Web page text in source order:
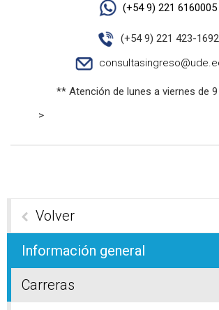
(+54 9) 221 6160005
(+54 9) 221 423-1692
** Atención de lunes a viernes de 9
>
Volver
Información general
Carreras